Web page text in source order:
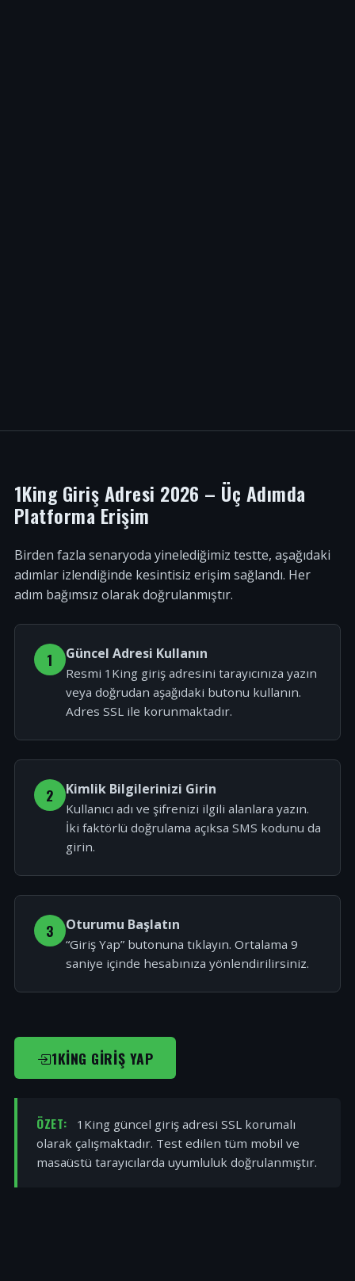
1King Giriş Adresi 2026 – Üç Adımda
Platforma Erişim
Birden fazla senaryoda yinelediğimiz testte, aşağıdaki
adımlar izlendiğinde kesintisiz erişim sağlandı. Her
adım bağımsız olarak doğrulanmıştır.
1 Güncel Adresi Kullanın
Resmi 1King giriş adresini tarayıcınıza yazın
veya doğrudan aşağıdaki butonu kullanın.
Adres SSL ile korunmaktadır.
2 Kimlik Bilgilerinizi Girin
Kullanıcı adı ve şifrenizi ilgili alanlara yazın.
İki faktörlü doğrulama açıksa SMS kodunu da
girin.
3 Oturumu Başlatın
“Giriş Yap” butonuna tıklayın. Ortalama 9
saniye içinde hesabınıza yönlendirilirsiniz.
1KING GIRIŞ YAP
ÖZET:
1King güncel giriş adresi SSL korumalı
olarak çalışmaktadır. Test edilen tüm mobil ve
masaüstü tarayıcılarda uyumluluk doğrulanmıştır.